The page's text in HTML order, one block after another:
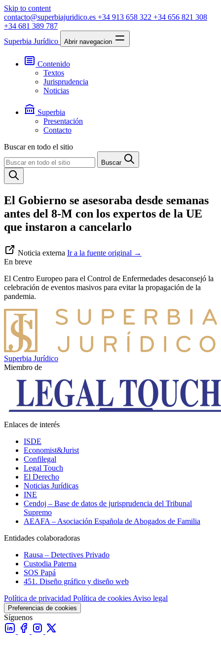
Skip to content
contacto@superbiajuridico.es +34 913 658 322 +34 656 821 308
+34 681 389 787
Superbia Jurídico
Abrir navegacion
Contenido
Textos
Jurisprudencia
Noticias
Superbia
Presentación
Contacto
Buscar en todo el sitio
Buscar
El Gobierno se asesoraba desde semanas
antes del 8-M con los expertos de la UE
que instaron a cancelarlo
Noticia externa Ir a la fuente original →
En breve
El Centro Europeo para el Control de Enfermedades desaconsejó la
celebración de eventos masivos para evitar la propagación de la
pandemia.
Superbia Jurídico
Miembro de
Enlaces de interés
ISDE
Economist&Jurist
Confilegal
Legal Touch
El Derecho
Noticias Jurídicas
INE
Cendoj – Base de datos de jurisprudencia del Tribunal
Supremo
AEAFA – Asociación Española de Abogados de Familia
Entidades colaboradoras
Rausa – Detectives Privado
Custodia Paterna
SOS Papá
451. Diseño gráfico y diseño web
Política de privacidad Política de cookies Aviso legal
Preferencias de cookies
Síguenos